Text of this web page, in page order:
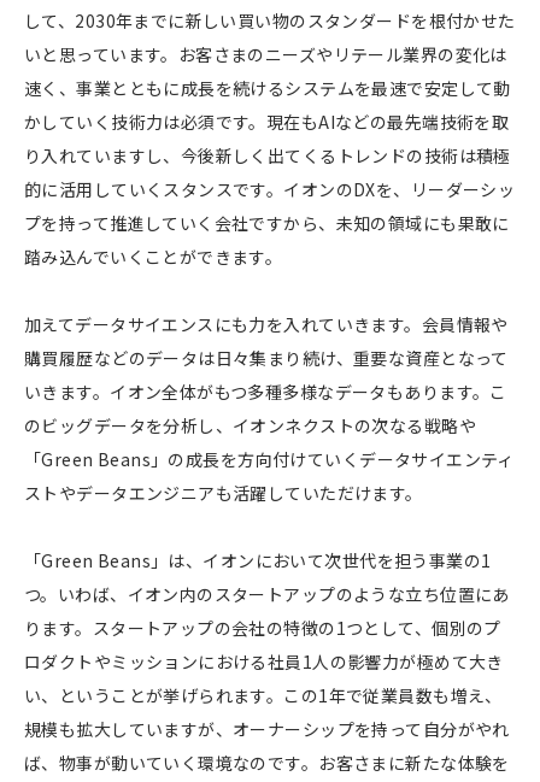
して、2030年までに新しい買い物のスタンダードを根付かせた
いと思っています。お客さまのニーズやリテール業界の変化は
速く、事業とともに成長を続けるシステムを最速で安定して動
かしていく技術力は必須です。現在もAIなどの最先端技術を取
り入れていますし、今後新しく出てくるトレンドの技術は積極
的に活用していくスタンスです。イオンのDXを、リーダーシッ
プを持って推進していく会社ですから、未知の領域にも果敢に
踏み込んでいくことができます。
加えてデータサイエンスにも力を入れていきます。会員情報や
購買履歴などのデータは日々集まり続け、重要な資産となって
いきます。イオン全体がもつ多種多様なデータもあります。こ
のビッグデータを分析し、イオンネクストの次なる戦略や
「Green Beans」の成長を方向付けていくデータサイエンティ
ストやデータエンジニアも活躍していただけます。
「Green Beans」は、イオンにおいて次世代を担う事業の1
つ。いわば、イオン内のスタートアップのような立ち位置にあ
ります。スタートアップの会社の特徴の1つとして、個別のプ
ロダクトやミッションにおける社員1人の影響力が極めて大き
い、ということが挙げられます。この1年で従業員数も増え、
規模も拡大していますが、オーナーシップを持って自分がやれ
ば、物事が動いていく環境なのです。お客さまに新たな体験を